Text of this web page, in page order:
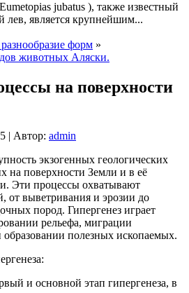
jubatus ), также известный
лев, является крупнейшим...
форм »
животных Аляски.
на поверхности
| Автор: admin
экзогенных геологических
на поверхности Земли и в её
Эти процессы охватывают
от выветривания и эрозии до
пород. Гипергенез играет
рельефа, миграции
полезных ископаемых.
и основной этап гипергенеза, в